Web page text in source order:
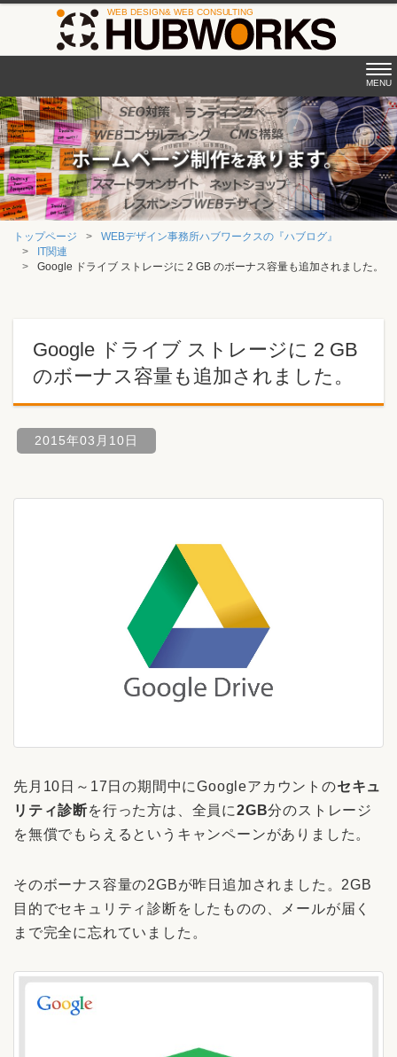
MENU
トップページ
WEBデザイン事務所ハブワークスの『ハブログ』
IT関連
Google ドライブ ストレージに 2 GB のボーナス容量も追加されました。
Google ドライブ ストレージに 2 GB
のボーナス容量も追加されました。
2015年03月10日
先月10日～17日の期間中にGoogleアカウントのセキュ
リティ診断を行った方は、全員に2GB分のストレージ
を無償でもらえるというキャンペーンがありました。
そのボーナス容量の2GBが昨日追加されました。2GB
目的でセキュリティ診断をしたものの、メールが届く
まで完全に忘れていました。